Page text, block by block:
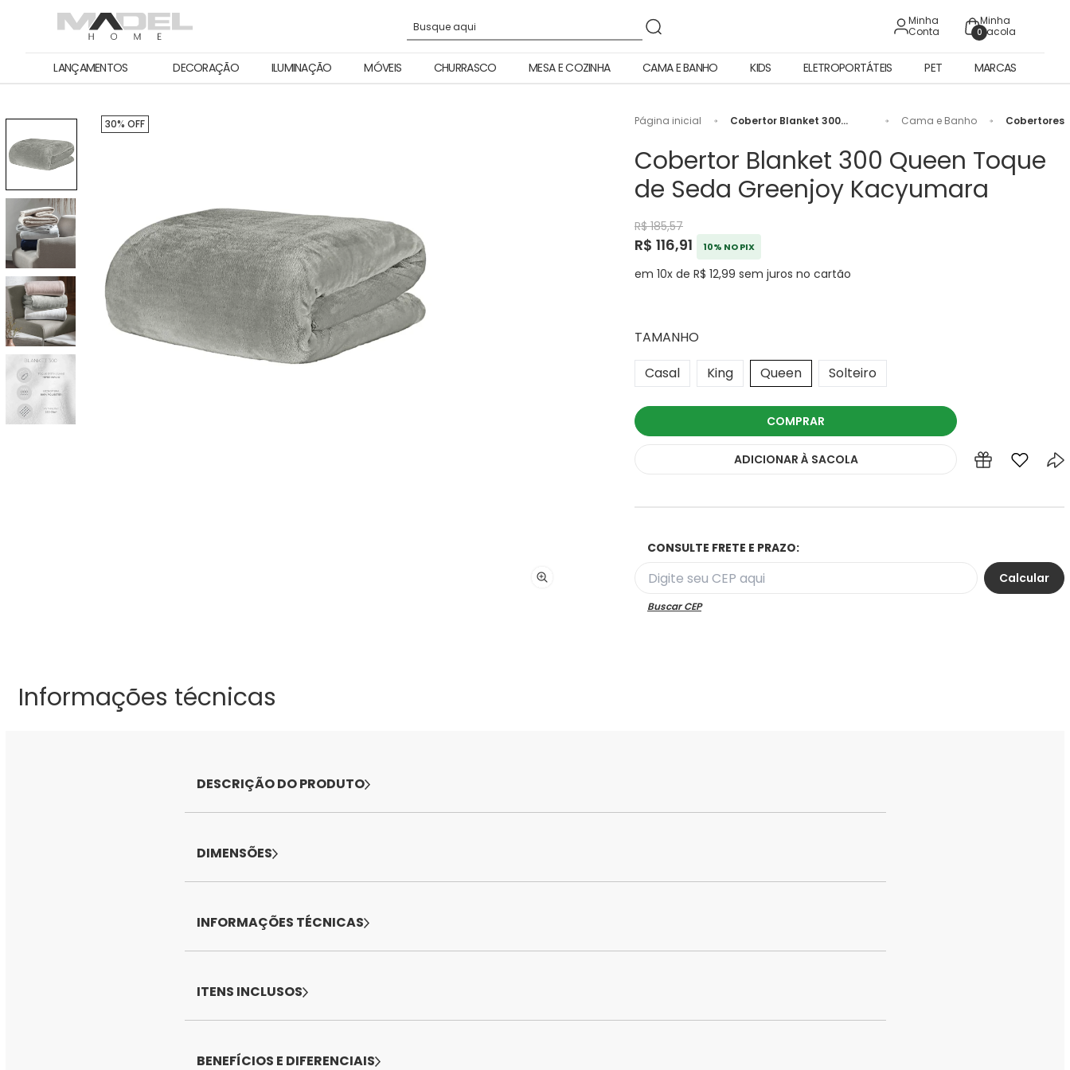
Minha
Conta
0
Minha
Sacola
LANÇAMENTOS DECORAÇÃO ILUMINAÇÃO MÓVEIS CHURRASCO MESA E COZINHA CAMA E BANHO KIDS ELETROPORTÁTEIS PET MARCAS
Página inicial
Cobertor Blanket 300
Cama e Banho Cobertores
Cobertor Blanket 300 Queen Toque
de Seda Greenjoy Kacyumara
R$ 185,57
R$ 116,91 10% NO PIX
em 10x de R$ 12,99 sem juros no cartão
30% OFF
TAMANHO
Casal
King Queen Solteiro
COMPRAR
ADICIONAR À SACOLA
CONSULTE FRETE E PRAZO:
Buscar CEP
Informações técnicas
DESCRIÇÃO DO PRODUTO
DIMENSÕES
INFORMAÇÕES TÉCNICAS
ITENS INCLUSOS
BENEFÍCIOS E DIFERENCIAIS